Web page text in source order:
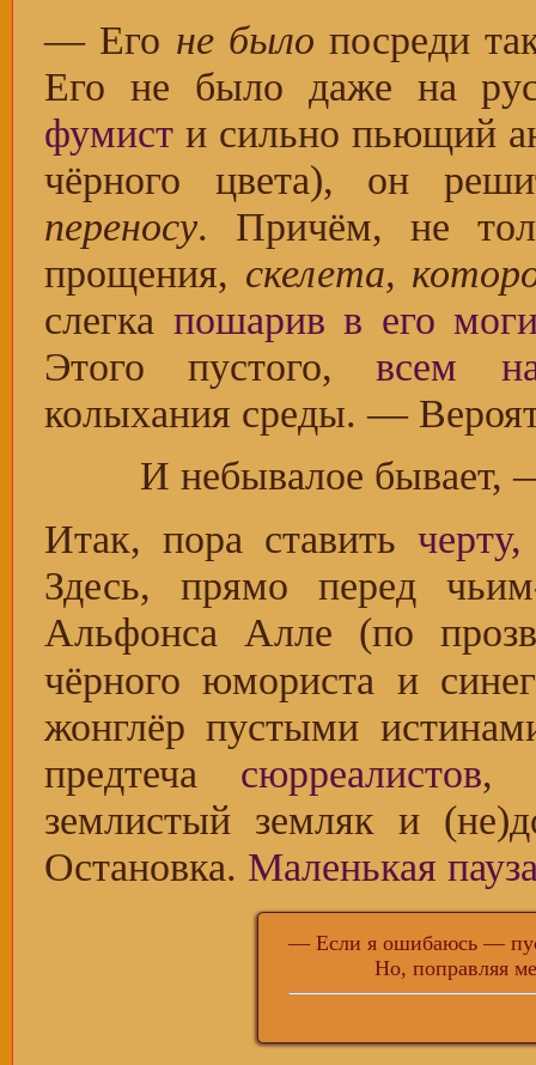
— Его не было посреди
Его не было даже на
фумист и сильно пьющий
чёрного цвета), он
переносу. Причём, не
прощения, скелета,
слегка пошарив в его
Этого пустого,всем
колыхания среды. —
И небывалое бывает,
Итак, пора ставить
Здесь, прямо перед
Альфонса Алле (по
чёрного юмориста и
жонглёр пустыми
предтеча сюрреалистов,
землистый земляк и
Остановка. Маленькая
— Если я ошибаюсь —
Но, поправляя меня